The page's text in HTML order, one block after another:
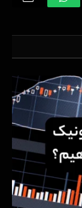
WhatsApp
Email